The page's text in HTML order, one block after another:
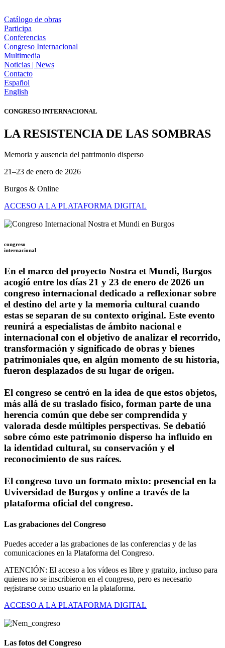
Catálogo de obras
Participa
Conferencias
Congreso Internacional
Multimedia
Noticias | News
Contacto
Español
English
CONGRESO INTERNACIONAL
LA RESISTENCIA DE LAS SOMBRAS
Memoria y ausencia del patrimonio disperso
21–23 de enero de 2026
Burgos & Online
ACCESO A LA PLATAFORMA DIGITAL
congreso
internacional
En el marco del proyecto Nostra et Mundi, Burgos
acogió entre los días 21 y 23 de enero de 2026 un
congreso internacional dedicado a reflexionar sobre
el destino del arte y la memoria cultural cuando
estas se separan de su contexto original. Este evento
reunirá a especialistas de ámbito nacional e
internacional con el objetivo de analizar el recorrido,
transformación y significado de obras y bienes
patrimoniales que, en algún momento de su historia,
fueron desplazados de su lugar de origen.
El congreso se centró en la idea de que estos objetos,
más allá de su traslado físico, forman parte de una
herencia común que debe ser comprendida y
valorada desde múltiples perspectivas. Se debatió
sobre cómo este patrimonio disperso ha influido en
la identidad cultural, su conservación y el
reconocimiento de sus raíces.
El congreso tuvo un formato mixto: presencial en la
Uviversidad de Burgos y online a través de la
plataforma oficial del congreso.
Las grabaciones del Congreso
Puedes acceder a las grabaciones de las conferencias y de las
comunicaciones en la Plataforma del Congreso.
ATENCIÓN: El acceso a los vídeos es libre y gratuito, incluso para
quienes no se inscribieron en el congreso, pero es necesario
registrarse como usuario en la plataforma.
ACCESO A LA PLATAFORMA DIGITAL
Las fotos del Congreso